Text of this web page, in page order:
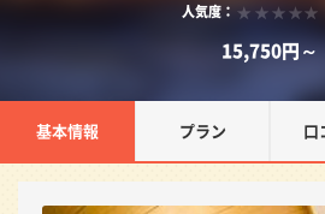
人気度：
15,750円～
基本情報 プラン 口